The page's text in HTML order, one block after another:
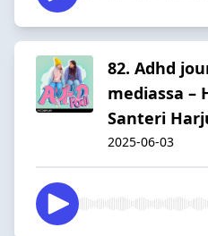
82. Adhd
mediassa –
Santeri
2025-06-03